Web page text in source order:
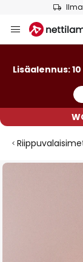
to
Lisäalennus:
Skip